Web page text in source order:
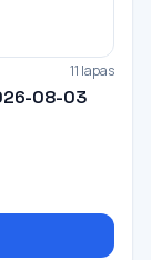
11 lapas
08-03